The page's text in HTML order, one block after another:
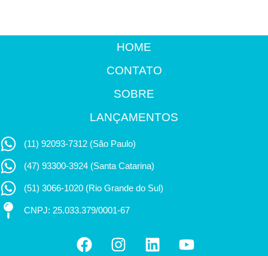
HOME
CONTATO
SOBRE
LANÇAMENTOS
(11) 92093-7312 (São Paulo)
(47) 93300-3924 (Santa Catarina)
(51) 3066-1020 (Rio Grande do Sul)
CNPJ: 25.033.379/0001-67